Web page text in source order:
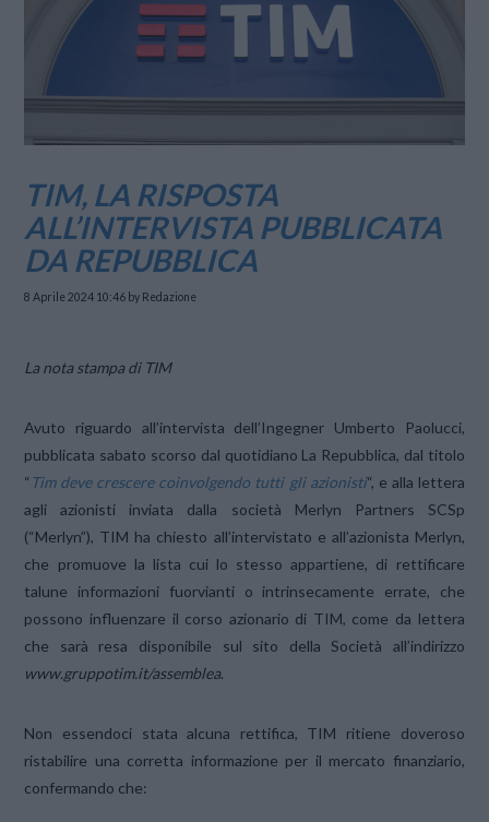
TIM, LA RISPOSTA
ALL’INTERVISTA PUBBLICATA
DA REPUBBLICA
8 Aprile 2024 10:46 by Redazione
La nota stampa di TIM
Avuto riguardo all’intervista dell’Ingegner Umberto Paolucci,
pubblicata sabato scorso dal quotidiano La Repubblica, dal titolo
“ Tim deve crescere coinvolgendo tutti gli azionisti“, e alla lettera
agli azionisti inviata dalla società Merlyn Partners SCSp
(“Merlyn”), TIM ha chiesto all’intervistato e all’azionista Merlyn,
che promuove la lista cui lo stesso appartiene, di rettificare
talune informazioni fuorvianti o intrinsecamente errate, che
possono influenzare il corso azionario di TIM, come da lettera
che sarà resa disponibile sul sito della Società all’indirizzo
www.gruppotim.it/assemblea.
Non essendoci stata alcuna rettifica, TIM ritiene doveroso
ristabilire una corretta informazione per il mercato finanziario,
confermando che: